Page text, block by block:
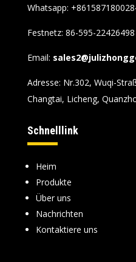
Whatsapp:
Festnetz: 86-595-22426498
Email:
Adresse: Nr.302, Wuqi-
Changtai, Licheng,
Schnelllink
Heim
Produkte
Über uns
Nachrichten
Kontaktiere uns